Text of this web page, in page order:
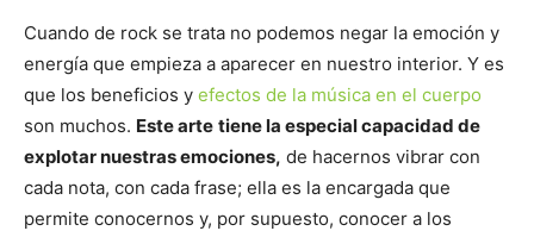
Cuando de rock se trata no podemos negar la emoción y
energía que empieza a aparecer en nuestro interior. Y es
que los beneficios y efectos de la música en el cuerpo
son muchos. Este arte tiene la especial capacidad de
explotar nuestras emociones, de hacernos vibrar con
cada nota, con cada frase; ella es la encargada que
permite conocernos y, por supuesto, conocer a los